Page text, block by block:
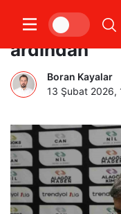
Iğdır FK –
ardından
Boran Kayalar
13 Şubat 2026,